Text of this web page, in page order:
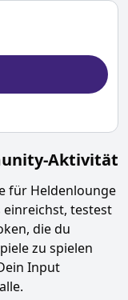
Aktivität
für Heldenlounge
testest
die du
zu spielen
Input